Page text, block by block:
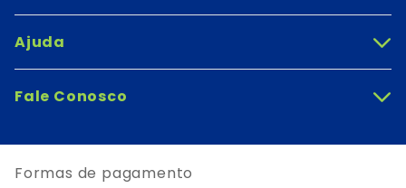
Ajuda +
Fale Conosco +
Formas de pagamento